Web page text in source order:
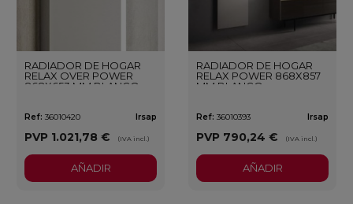
RADIADOR DE HOGAR
RELAX OVER POWER
868X653 MM BLANCO
Ref: 36010420 Irsap
PVP 1.021,78 € (IVA incl.)
AÑADIR
RADIADOR DE HOGAR
RELAX POWER 868X857
MM BLANCO
Ref: 36010393 Irsap
PVP 790,24 € (IVA incl.)
AÑADIR